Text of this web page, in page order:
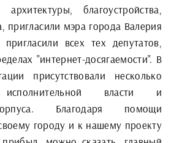
благоустройства,
пригласили мэра города Валерия
всех тех депутатов,
"интернет-досягаемости". В
присутствовали несколько
исполнительной власти и
Благодаря помощи
городу и к нашему проекту